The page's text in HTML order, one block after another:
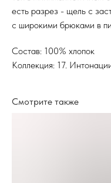
есть разрез - щель с
с широкими брюками в
Состав: 100% хлопок
Коллекция: 17.
Смотрите также